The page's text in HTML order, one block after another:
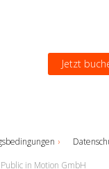
Jetzt
in Motion GmbH